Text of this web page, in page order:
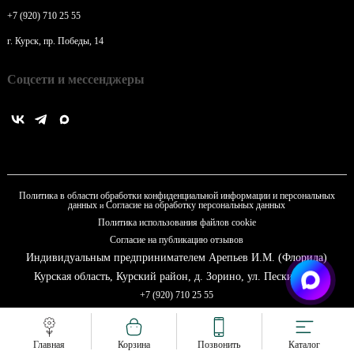
Главная Корзина Позвонить Каталог
+7 (920) 710 25 55
г. Курск, пр. Победы, 14
Соцсети и мессенджеры
Политика в области обработки конфиденциальной информации и персональных
данных иСогласие на обработку персональных данных
Политика использования файлов cookie
Согласие на публикацию отзывов
Индивидуальным предпринимателем Арепьев И.М. (Флорида)
Курская область, Курский район, д. Зорино, ул. Пески д. 13
+7 (920) 710 25 55